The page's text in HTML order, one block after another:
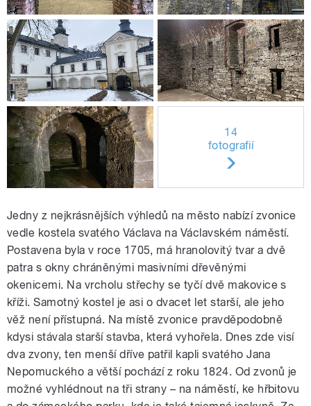
14
fotografií
Jedny z nejkrásnějších výhledů na město nabízí zvonice
vedle kostela svatého Václava na Václavském náměstí.
Postavena byla v roce 1705, má hranolovitý tvar a dvě
patra s okny chráněnými masivními dřevěnými
okenicemi. Na vrcholu střechy se tyčí dvě makovice s
kříži. Samotný kostel je asi o dvacet let starší, ale jeho
věž není přístupná. Na místě zvonice pravděpodobně
kdysi stávala starší stavba, která vyhořela. Dnes zde visí
dva zvony, ten menší dříve patřil kapli svatého Jana
Nepomuckého a větší pochází z roku 1824. Od zvonů je
možné vyhlédnout na tři strany – na náměstí, ke hřbitovu